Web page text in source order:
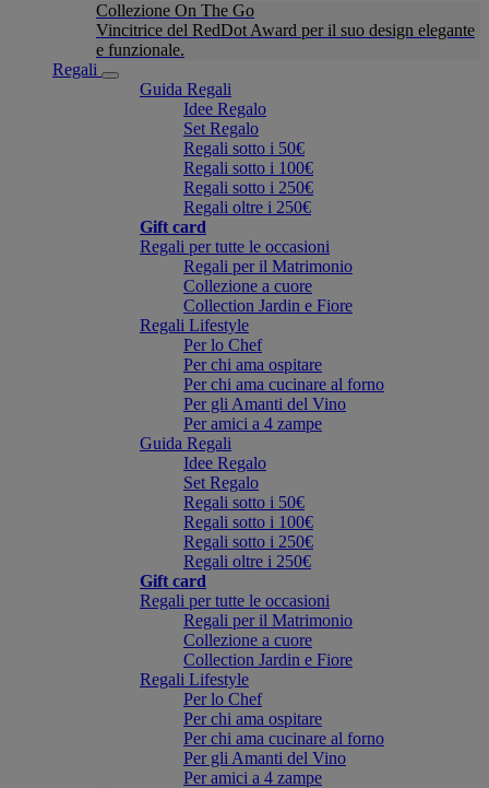
Collezione On The Go
Vincitrice del RedDot Award per il suo design elegante
e funzionale.
Regali
Guida Regali
Idee Regalo
Set Regalo
Regali sotto i 50€
Regali sotto i 100€
Regali sotto i 250€
Regali oltre i 250€
Gift card
Regali per tutte le occasioni
Regali per il Matrimonio
Collezione a cuore
Collection Jardin e Fiore
Regali Lifestyle
Per lo Chef
Per chi ama ospitare
Per chi ama cucinare al forno
Per gli Amanti del Vino
Per amici a 4 zampe
Guida Regali
Idee Regalo
Set Regalo
Regali sotto i 50€
Regali sotto i 100€
Regali sotto i 250€
Regali oltre i 250€
Gift card
Regali per tutte le occasioni
Regali per il Matrimonio
Collezione a cuore
Collection Jardin e Fiore
Regali Lifestyle
Per lo Chef
Per chi ama ospitare
Per chi ama cucinare al forno
Per gli Amanti del Vino
Per amici a 4 zampe